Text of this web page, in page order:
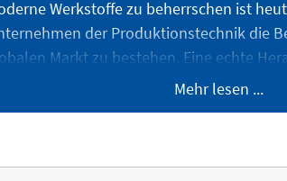
Werkstoffe zu beherrschen ist
der Produktionstechnik die
Markt zu bestehen. Eine echte
der Werkstoffe und dieMehr lesen ...